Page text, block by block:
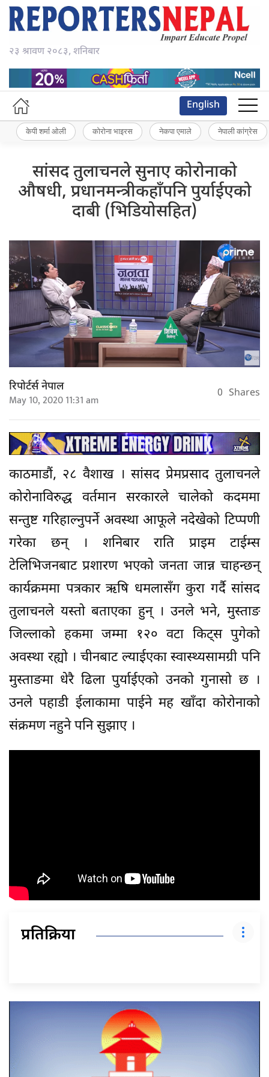
२३ श्रावण २०८३, शनिबार
English
केपी शर्मा ओली कोरोना भाइरस नेकपा एमाले नेपाली कांग्रेस
सांसद तुलाचनले सुनाए कोरोनाको
औषधी, प्रधानमन्त्रीकहाँपनि पुर्याईएको
दाबी (भिडियोसहित)
रिपोर्टर्स नेपाल
May 10, 2020 11:31 am 0 Shares
काठमाडौं, २८ वैशाख । सांसद प्रेमप्रसाद तुलाचनले
कोरोनाविरुद्ध वर्तमान सरकारले चालेको कदममा
सन्तुष्ट गरिहाल्नुपर्ने अवस्था आफूले नदेखेको टिप्पणी
गरेका छन् । शनिबार राति प्राइम टाईम्स
टेलिभिजनबाट प्रशारण भएको जनता जान्न चाहन्छन्
कार्यक्रममा पत्रकार ऋषि धमलासँग कुरा गर्दै सांसद
तुलाचनले यस्तो बताएका हुन् । उनले भने, मुस्ताङ
जिल्लाको हकमा जम्मा १२० वटा किट्स पुगेको
अवस्था रह्यो । चीनबाट ल्याईएका स्वास्थ्यसामग्री पनि
मुस्ताङमा धेरै ढिला पुर्याईएको उनको गुनासो छ ।
उनले पहाडी ईलाकामा पाईने मह खाँदा कोरोनाको
संक्रमण नहुने पनि सुझाए ।
प्रतिक्रिया